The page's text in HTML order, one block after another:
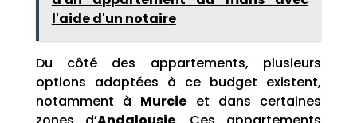
l'aide d'un notaire
Du côté des appartements, plusieurs
options adaptées à ce budget existent,
notamment à Murcie et dans certaines